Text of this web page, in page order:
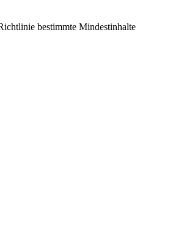
bestimmte Mindestinhalte